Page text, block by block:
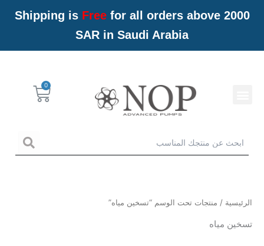
Shipping is Freefor all orders above 2000
SAR in Saudi Arabia
Cart
الرئيسية / منتجات تحت الوسم “تسخين مياه”
تسخين مياه